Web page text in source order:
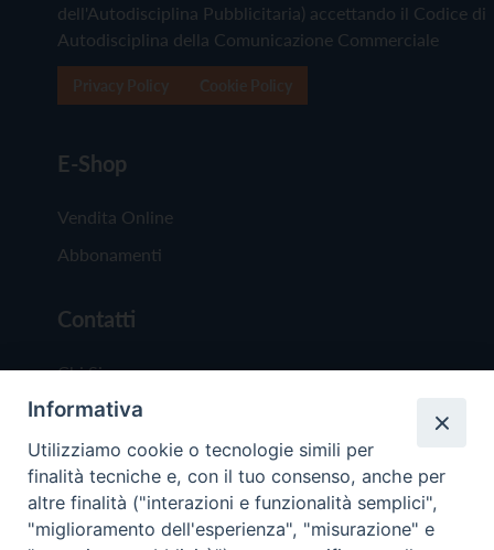
dell'Autodisciplina Pubblicitaria) accettando il Codice di
Autodisciplina della Comunicazione Commerciale
E-Shop
Vendita Online
Abbonamenti
Contatti
Chi Siamo
Redazione
Scrivici
Informativa
Utilizziamo cookie o tecnologie simili per
finalità tecniche e, con il tuo consenso, anche per
altre finalità ("interazioni e funzionalità semplici",
"miglioramento dell'esperienza", "misurazione" e